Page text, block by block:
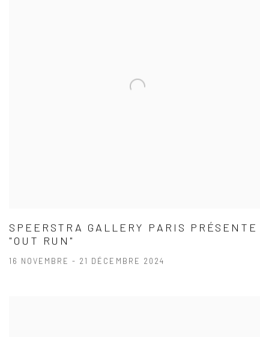
SPEERSTRA GALLERY PARIS PRÉSENTE
"OUT RUN"
16 NOVEMBRE - 21 DÉCEMBRE 2024